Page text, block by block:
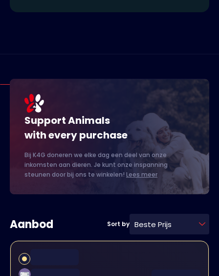
Support Animals
with every purchase
Bij K4G doneren we elke dag een deel van onze
inkomsten aan dieren. Je kunt onze inspanning
steunen door bij ons te winkelen! Lees meer
Aanbod Sort by Beste Prijs